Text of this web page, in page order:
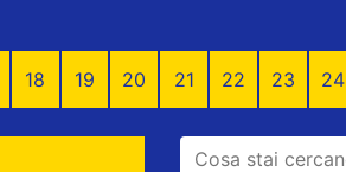
18 19 20 21 22 23 24